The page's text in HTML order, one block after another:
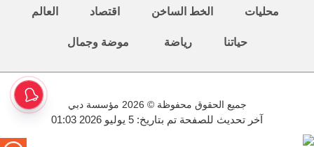
محليات الخط الساخن اقتصاد العالم
حياتنا رياضة موضة وجمال
جميع الحقوق محفوظة © 2026 مؤسسة دبي
آخر تحديث للصفحة تم بتاريخ: 5 يوليو 2026 01:03